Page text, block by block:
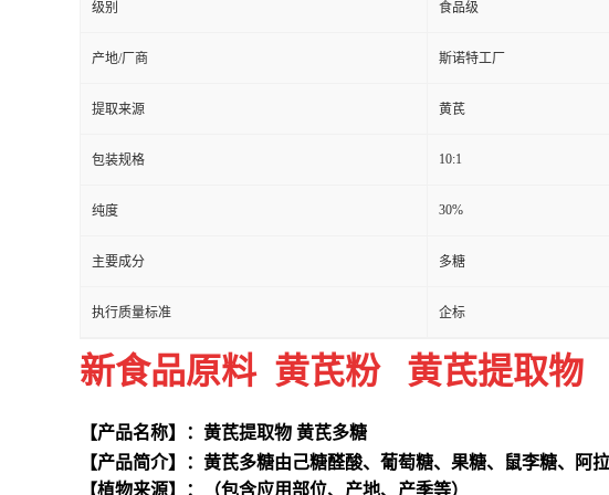
级别 食品级
产地/厂商 斯诺特工厂
提取来源 黄芪
包装规格 10:1
纯度 30%
主要成分 多糖
执行质量标准 企标
新食品原料 黄芪粉 黄芪提取物
【产品名称】：黄芪提取物 黄芪多糖
【产品简介】：黄芪多糖由己糖醛酸、葡萄糖、果糖、鼠李糖、
【植物来源】：（包含应用部位、产地、产季等）